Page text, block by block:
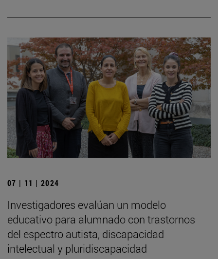
07 | 11 | 2024
Investigadores evalúan un modelo
educativo para alumnado con trastornos
del espectro autista, discapacidad
intelectual y pluridiscapacidad